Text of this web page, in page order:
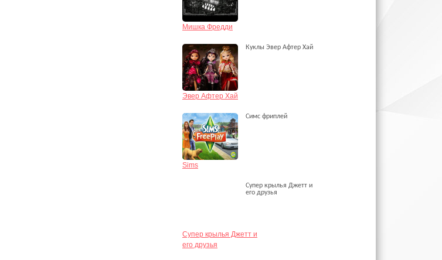
Мишка Фредди
Куклы Эвер Афтер Хай
Эвер Афтер Хай
Симс фриплей
Sims
Супер крылья Джетт и
его друзья
Супер крылья Джетт и
его друзья